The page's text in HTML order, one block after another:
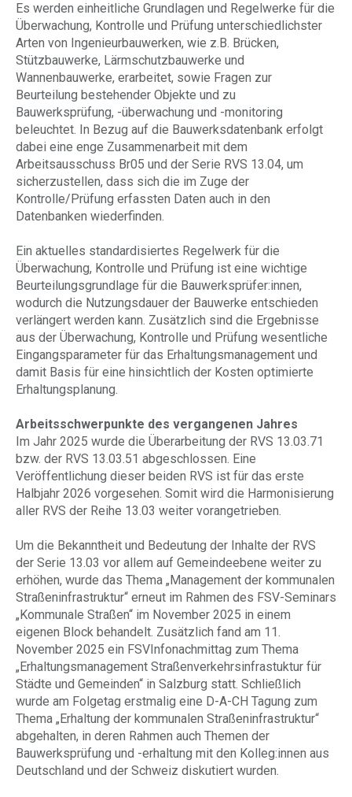
Es werden einheitliche Grundlagen und Regelwerke für die
Überwachung, Kontrolle und Prüfung unterschiedlichster
Arten von Ingenieurbauwerken, wie z.B. Brücken,
Stützbauwerke, Lärmschutzbauwerke und
Wannenbauwerke, erarbeitet, sowie Fragen zur
Beurteilung bestehender Objekte und zu
Bauwerksprüfung, -überwachung und -monitoring
beleuchtet. In Bezug auf die Bauwerksdatenbank erfolgt
dabei eine enge Zusammenarbeit mit dem
Arbeitsausschuss Br05 und der Serie RVS 13.04, um
sicherzustellen, dass sich die im Zuge der
Kontrolle/Prüfung erfassten Daten auch in den
Datenbanken wiederfinden.
Ein aktuelles standardisiertes Regelwerk für die
Überwachung, Kontrolle und Prüfung ist eine wichtige
Beurteilungsgrundlage für die Bauwerksprüfer:innen,
wodurch die Nutzungsdauer der Bauwerke entschieden
verlängert werden kann. Zusätzlich sind die Ergebnisse
aus der Überwachung, Kontrolle und Prüfung wesentliche
Eingangsparameter für das Erhaltungsmanagement und
damit Basis für eine hinsichtlich der Kosten optimierte
Erhaltungsplanung.
Arbeitsschwerpunkte des vergangenen Jahres
Im Jahr 2025 wurde die Überarbeitung der RVS 13.03.71
bzw. der RVS 13.03.51 abgeschlossen. Eine
Veröffentlichung dieser beiden RVS ist für das erste
Halbjahr 2026 vorgesehen. Somit wird die Harmonisierung
aller RVS der Reihe 13.03 weiter vorangetrieben.
Um die Bekanntheit und Bedeutung der Inhalte der RVS
der Serie 13.03 vor allem auf Gemeindeebene weiter zu
erhöhen, wurde das Thema „Management der kommunalen
Straßeninfrastruktur“ erneut im Rahmen des FSV-Seminars
„Kommunale Straßen“ im November 2025 in einem
eigenen Block behandelt. Zusätzlich fand am 11.
November 2025 ein FSVInfonachmittag zum Thema
„Erhaltungsmanagement Straßenverkehrsinfrastuktur für
Städte und Gemeinden“ in Salzburg statt. Schließlich
wurde am Folgetag erstmalig eine D-A-CH Tagung zum
Thema „Erhaltung der kommunalen Straßeninfrastruktur“
abgehalten, in deren Rahmen auch Themen der
Bauwerksprüfung und -erhaltung mit den Kolleg:innen aus
Deutschland und der Schweiz diskutiert wurden.